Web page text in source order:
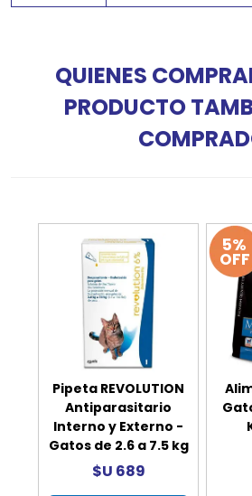
QUIENES
PRODUCTO
Pipeta REVOLUTION
Antiparasitario
Interno y Externo -
Gatos de 2.6 a 7.5 kg
$U 689
5%
OFF